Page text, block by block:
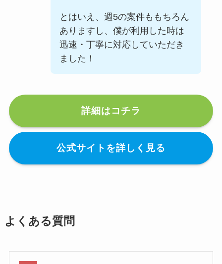
とはいえ、週5の案件ももちろん
ありますし、僕が利用した時は
迅速・丁寧に対応していただき
ました！
詳細はコチラ
公式サイトを詳しく見る
よくある質問